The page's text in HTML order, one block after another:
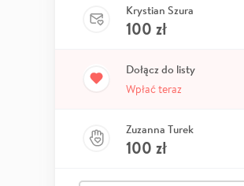
Krystian Szura
100 zł
Dołącz do listy
Wpłać teraz
Zuzanna Turek
100 zł